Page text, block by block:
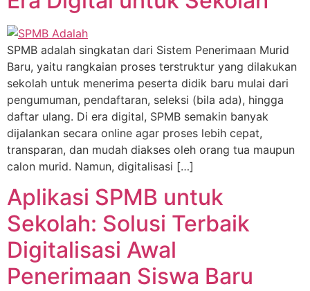
SPMB adalah singkatan dari Sistem Penerimaan Murid
Baru, yaitu rangkaian proses terstruktur yang dilakukan
sekolah untuk menerima peserta didik baru mulai dari
pengumuman, pendaftaran, seleksi (bila ada), hingga
daftar ulang. Di era digital, SPMB semakin banyak
dijalankan secara online agar proses lebih cepat,
transparan, dan mudah diakses oleh orang tua maupun
calon murid. Namun, digitalisasi […]
Aplikasi SPMB untuk
Sekolah: Solusi Terbaik
Digitalisasi Awal
Penerimaan Siswa Baru